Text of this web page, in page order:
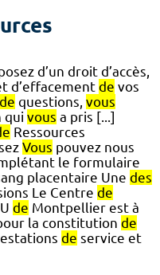
d’un droit d’accès,
d’effacement de vos
de questions, vous
qui vous a pris [...]
Ressources
Vous pouvez nous
le formulaire
placentaire Une des
Le Centre de
de Montpellier est à
la constitution de
de service et